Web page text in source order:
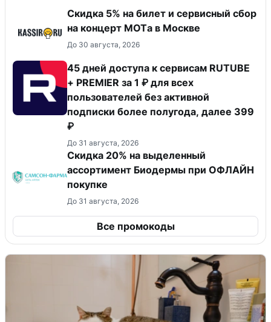
Скидка 5% на билет и сервисный сбор
на концерт MOTа в Москве
До 30 августа, 2026
45 дней доступа к сервисам RUTUBE
+ PREMIER за 1 ₽ для всех
пользователей без активной
подписки более полугода, далее 399
₽
До 31 августа, 2026
Скидка 20% на выделенный
ассортимент Биодермы при ОФЛАЙН
покупке
До 31 августа, 2026
Все промокоды